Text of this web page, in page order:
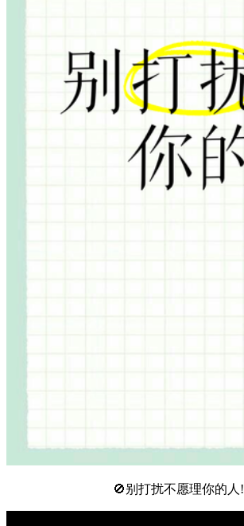
🚫别打扰不愿理你的人!